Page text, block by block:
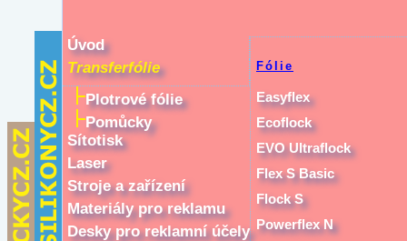
Úvod
Transferfólie
Plotrové fólie
Pomůcky
Sítotisk
Laser
Stroje a zařízení
Materiály pro reklamu
Desky pro reklamní účely
Fólie
Easyflex
Ecoflock
EVO Ultraflock
Flex S Basic
Flock S
Powerflex N